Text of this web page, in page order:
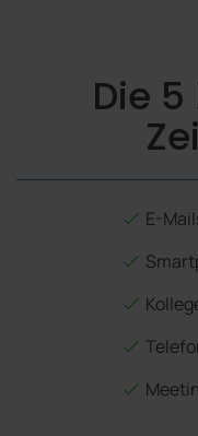
Die
E-